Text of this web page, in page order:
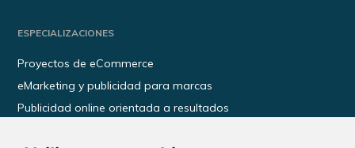
ESPECIALIZACIONES
Proyectos de eCommerce
eMarketing y publicidad para marcas
Publicidad online orientada a resultados